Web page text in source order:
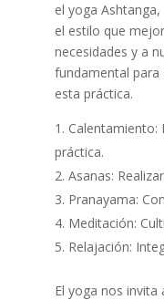
el yoga
el estilo que
necesidades y a
fundamental para
esta práctica.
Calentamiento:
práctica.
Asanas:
Pranayama:
Meditación:
Relajación:
El yoga nos